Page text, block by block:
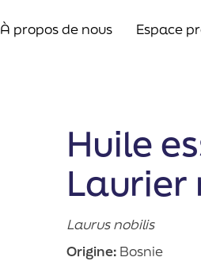
À propos de nous Espace
Huile
Laurier
Laurus nobilis
Origine: Bosnie